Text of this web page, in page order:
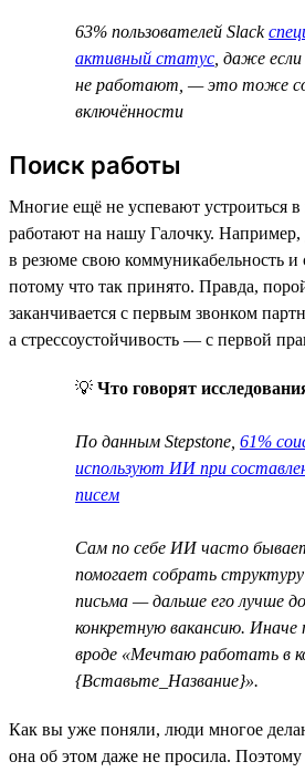
63% пользователей Slack
активный статус , даже
не работают, — это тоже
включённости
Поиск работы
Многие ещё не успевают устроиться
работают на нашу Галочку.
в резюме свою коммуникабельность и
потому что так принято. Правда,
заканчивается с первым звонком
а стрессоустойчивость — с первой
💡 Что говорят
По данным Stepstone, 61%
используют ИИ при
писем
Сам по себе ИИ часто
помогает собрать
письма — дальше его лучше
конкретную вакансию.
вроде «Мечтаю работать в
{Вставьте_Название}».
Как вы уже поняли, люди многое
она об этом даже не просила.